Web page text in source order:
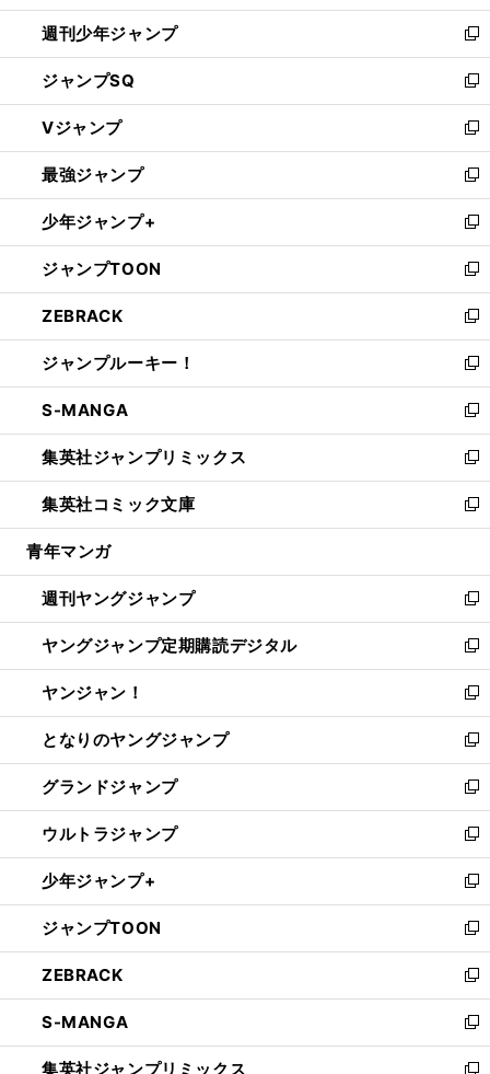
開
く
週刊少年ジャンプ
新
し
い
ウ
ィ
ン
ド
ウ
で
開
く
ジャンプSQ
新
し
い
ウ
ィ
ン
ド
ウ
で
開
く
Vジャンプ
新
し
い
ウ
ィ
ン
ド
ウ
で
開
く
最強ジャンプ
新
し
い
ウ
ィ
ン
ド
ウ
で
開
く
少年ジャンプ+
新
し
い
ウ
ィ
ン
ド
ウ
で
開
く
ジャンプTOON
新
し
い
ウ
ィ
ン
ド
ウ
で
開
く
ZEBRACK
新
し
い
ウ
ィ
ン
ド
ウ
で
開
ジャンプルーキー！
新
し
い
ウ
ィ
ン
ド
ウ
開
く
S-MANGA
新
し
い
ウ
ィ
ン
ウ
で
開
く
集英社ジャンプリミックス
新
し
い
ウ
ン
ド
ウ
で
開
く
集英社コミック文庫
新
し
ウ
ィ
ン
ド
ウ
で
開
く
青年マンガ
週刊ヤングジャンプ
新
し
い
ウ
ィ
ン
ド
ウ
で
開
く
ヤングジャンプ定期購読デジタル
新
し
い
ウ
ィ
ン
ド
ウ
で
開
く
ヤンジャン！
新
し
い
ウ
ィ
ン
ド
ウ
で
開
く
となりのヤングジャンプ
新
し
い
ウ
ィ
ン
ド
ウ
で
開
く
グランドジャンプ
新
し
い
ウ
ィ
ン
ド
ウ
で
開
く
ウルトラジャンプ
新
し
い
ウ
ィ
ン
ド
ウ
で
開
く
少年ジャンプ+
新
し
い
ウ
ィ
ン
ド
ウ
で
ジャンプTOON
新
し
い
ウ
ィ
ン
ZEBRACK
新
し
い
ウ
S-MANGA
新
し
集英社ジャンプリミックス